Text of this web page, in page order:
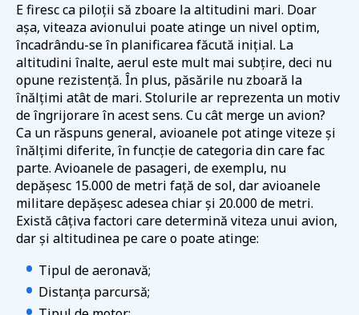
E firesc ca piloții să zboare la altitudini mari. Doar
așa, viteaza avionului poate atinge un nivel optim,
încadrându-se în planificarea făcută inițial. La
altitudini înalte, aerul este mult mai subțire, deci nu
opune rezistență. În plus, păsările nu zboară la
înălțimi atât de mari. Stolurile ar reprezenta un motiv
de îngrijorare în acest sens. Cu cât merge un avion?
Ca un răspuns general, avioanele pot atinge viteze și
înălțimi diferite, în funcție de categoria din care fac
parte. Avioanele de pasageri, de exemplu, nu
depășesc 15.000 de metri față de sol, dar avioanele
militare depășesc adesea chiar și 20.000 de metri.
Există câțiva factori care determină viteza unui avion,
dar și altitudinea pe care o poate atinge:
Tipul de aeronavă;
Distanța parcursă;